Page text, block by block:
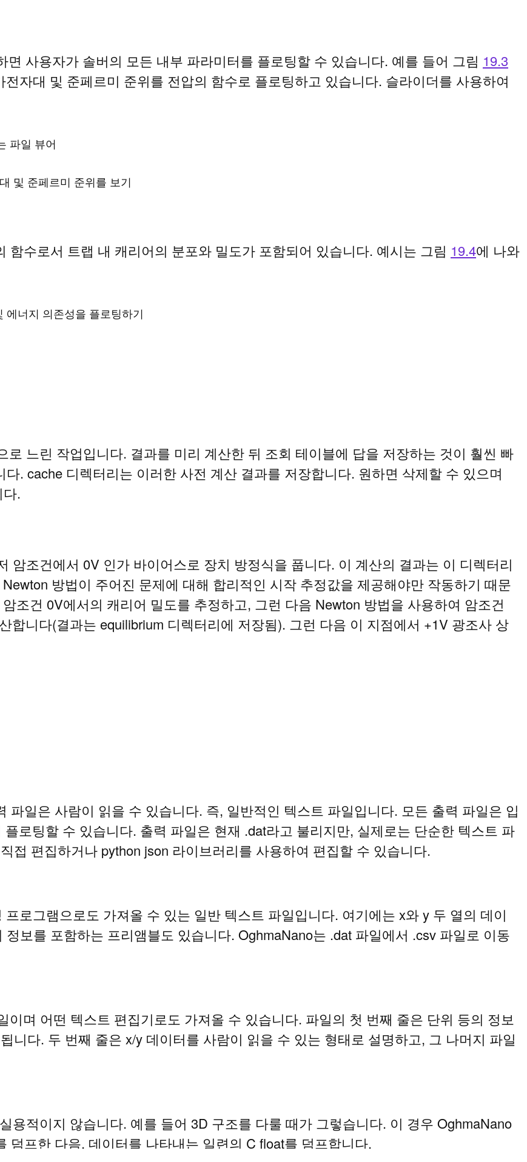
면 사용자가 솔버의 모든 내부 파라미터를 플로팅할 수 있습니다. 예를 들어 그림 19.3
자대 및 준페르미 준위를 전압의 함수로 플로팅하고 있습니다. 슬라이더를 사용하여
파일 뷰어
및 준페르미 준위를 보기
함수로서 트랩 내 캐리어의 분포와 밀도가 포함되어 있습니다. 예시는 그림 19.4에 나와
너지 의존성을 플로팅하기
느린 작업입니다. 결과를 미리 계산한 뒤 조회 테이블에 답을 저장하는 것이 훨씬 빠
. cache 디렉터리는 이러한 사전 계산 결과를 저장합니다. 원하면 삭제할 수 있으며
.
암조건에서 0V 인가 바이어스로 장치 방정식을 풉니다. 이 계산의 결과는 이 디렉터리
방법이 주어진 문제에 대해 합리적인 시작 추정값을 제공해야만 작동하기 때문
조건 0V에서의 캐리어 밀도를 추정하고, 그런 다음 Newton 방법을 사용하여 암조건
합니다(결과는 equilibrium 디렉터리에 저장됨). 그런 다음 이 지점에서 +1V 광조사 상
파일은 사람이 읽을 수 있습니다. 즉, 일반적인 텍스트 파일입니다. 모든 출력 파일은 입
로팅할 수 있습니다. 출력 파일은 현재 .dat라고 불리지만, 실제로는 단순한 텍스트 파
접 편집하거나 python json 라이브러리를 사용하여 편집할 수 있습니다.
로그램으로도 가져올 수 있는 일반 텍스트 파일입니다. 여기에는 x와 y 두 열의 데이
보를 포함하는 프리앰블도 있습니다. OghmaNano는 .dat 파일에서 .csv 파일로 이동
이며 어떤 텍스트 편집기로도 가져올 수 있습니다. 파일의 첫 번째 줄은 단위 등의 정보
니다. 두 번째 줄은 x/y 데이터를 사람이 읽을 수 있는 형태로 설명하고, 그 나머지 파일
용적이지 않습니다. 예를 들어 3D 구조를 다룰 때가 그렇습니다. 이 경우 OghmaNano
덤프한 다음, 데이터를 나타내는 일련의 C float를 덤프합니다.